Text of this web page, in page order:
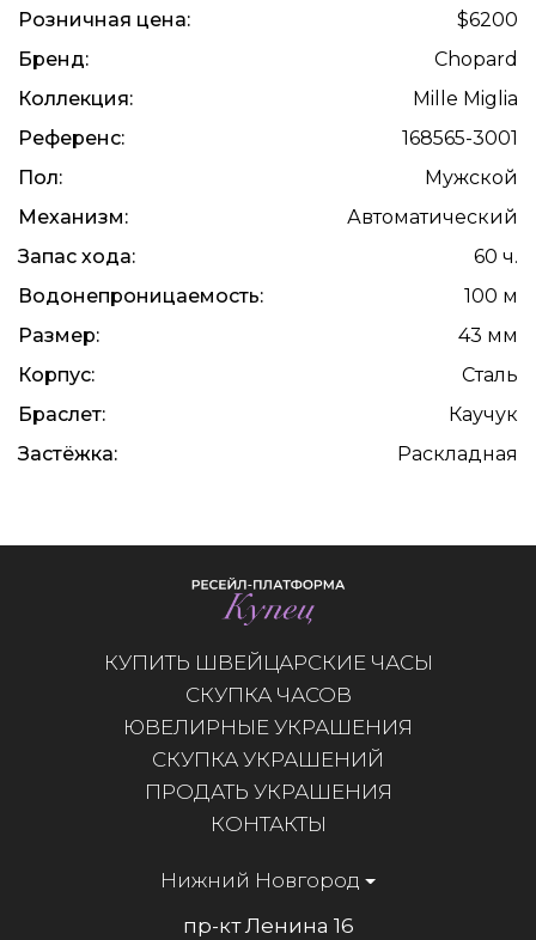
Розничная цена:
$6200
Бренд:
Chopard
Коллекция:
Mille Miglia
Референс:
168565-3001
Пол:
Мужской
Механизм:
Автоматический
Запас хода:
60 ч.
Водонепроницаемость:
100 м
Размер:
43 мм
Корпус:
Сталь
Браслет:
Каучук
Застёжка:
Раскладная
КУПИТЬ ШВЕЙЦАРСКИЕ ЧАСЫ
СКУПКА ЧАСОВ
ЮВЕЛИРНЫЕ УКРАШЕНИЯ
СКУПКА УКРАШЕНИЙ
ПРОДАТЬ УКРАШЕНИЯ
КОНТАКТЫ
Нижний Новгород
пр-кт Ленина 16